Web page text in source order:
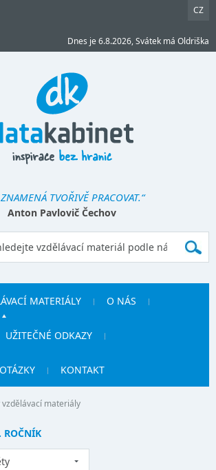
CZ
Dnes je 6.8.2026, Svátek má Oldriška
TVOŘIVĚ PRACOVAT.“
Anton Pavlovič Čechov
MATERIÁLY O NÁS
UŽITEČNÉ ODKAZY
KONTAKT
vzdělávací materiály
ROČNÍK